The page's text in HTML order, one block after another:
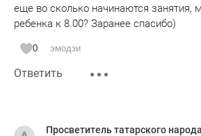
еще во сколько начинаются занятия,
ребенка к 8.00? Заранее спасибо)
0 эмодзи
Ответить
Просветитель татарского народа